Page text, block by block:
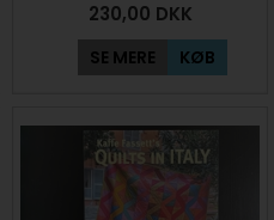
230,00 DKK
SE MERE KØB